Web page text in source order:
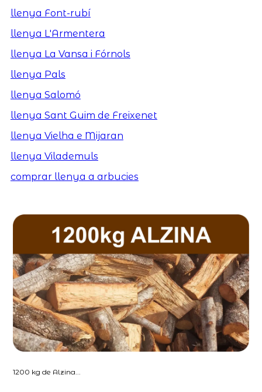
llenya Font-rubí
llenya L'Armentera
llenya La Vansa i Fórnols
llenya Pals
llenya Salomó
llenya Sant Guim de Freixenet
llenya Vielha e Mijaran
llenya Vilademuls
comprar llenya a arbucies
1200 kg de Alzina...